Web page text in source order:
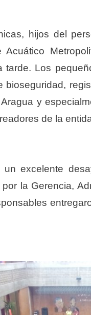
hijos del
Acuático
tarde. Los
y
de la
un excelente
la Gerencia,